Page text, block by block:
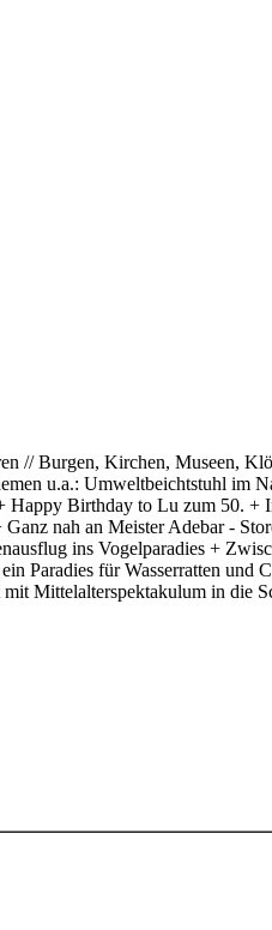
// Burgen, Kirchen, Museen,
u.a.: Umweltbeichtstuhl im
Happy Birthday to Lu zum 50.
nah an Meister Adebar -
ins Vogelparadies +
für Wasserratten und
Mittelalterspektakulum in die